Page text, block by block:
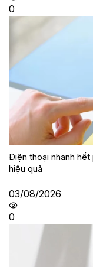
0
Điện thoại nhanh
hiệu quả
03/08/2026
0